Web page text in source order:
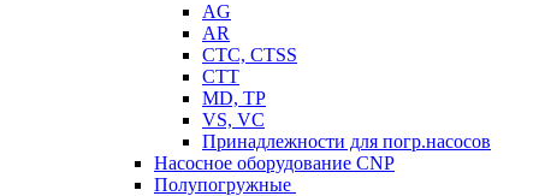
AG
AR
CTC, CTSS
CTT
MD, TP
VS, VC
Принадлежности для погр.насосов
Насосное оборудование CNP
Полупогружные